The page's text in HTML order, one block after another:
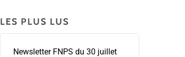
LES PLUS LUS
Newsletter FNPS du 30 juillet